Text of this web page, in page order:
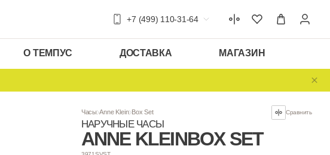
+7 (499) 110-31-64
О ТЕМПУС ДОСТАВКА МАГАЗИН
Часы Anne Klein Box Set
НАРУЧНЫЕ ЧАСЫ